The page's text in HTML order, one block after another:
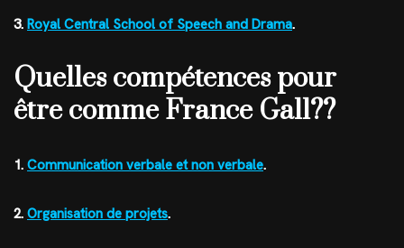
3. Royal Central School of Speech and Drama.
Quelles compétences pour
être comme France Gall??
1. Communication verbale et non verbale.
2. Organisation de projets.